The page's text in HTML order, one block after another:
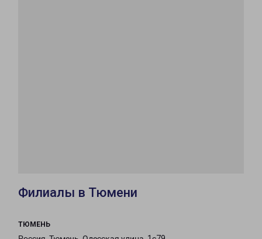
Филиалы в Тюмени
ТЮМЕНЬ